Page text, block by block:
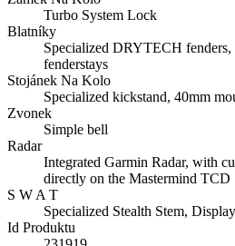
Turbo System Lock
Blatníky
Specialized DRYTECH
fenderstays
Stojánek Na Kolo
Specialized kickstand, 40mm
Zvonek
Simple bell
Radar
Integrated Garmin Radar, with
directly on the Mastermind TCD
S W A T
Specialized Stealth Stem,
Id Produktu